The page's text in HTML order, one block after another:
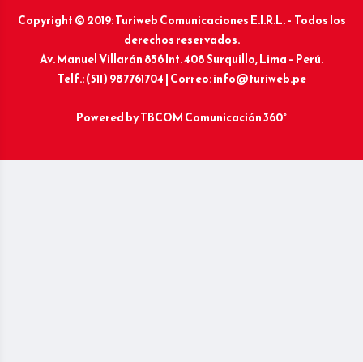
Copyright © 2019: Turiweb Comunicaciones E.I.R.L. – Todos los
derechos reservados.
Av. Manuel Villarán 856 Int. 408 Surquillo, Lima – Perú.
Telf.: (511) 987761704 | Correo: info@turiweb.pe
Powered byTBCOM Comunicación 360°